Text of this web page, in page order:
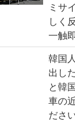
ミサ
しく
一触
韓国
出し
と韓
車の
ださ